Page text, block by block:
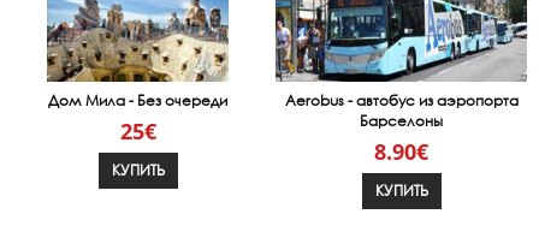
Дом Мила - Без очереди
25€
КУПИТЬ
Aerobus - автобус из аэропорта
Барселоны
8.90€
КУПИТЬ